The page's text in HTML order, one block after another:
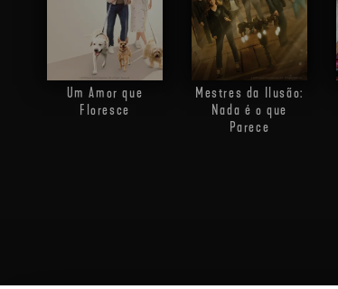
Um Amor que
Floresce
Mestres da Ilusão:
Nada é o que
Parece